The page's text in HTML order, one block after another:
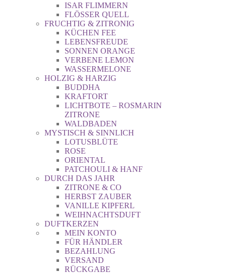
ISAR FLIMMERN
FLÖSSER QUELL
FRUCHTIG & ZITRONIG
KÜCHEN FEE
LEBENSFREUDE
SONNEN ORANGE
VERBENE LEMON
WASSERMELONE
HOLZIG & HARZIG
BUDDHA
KRAFTORT
LICHTBOTE – ROSMARIN
ZITRONE
WALDBADEN
MYSTISCH & SINNLICH
LOTUSBLÜTE
ROSE
ORIENTAL
PATCHOULI & HANF
DURCH DAS JAHR
ZITRONE & CO
HERBST ZAUBER
VANILLE KIPFERL
WEIHNACHTSDUFT
DUFTKERZEN
MEIN KONTO
FÜR HÄNDLER
BEZAHLUNG
VERSAND
RÜCKGABE